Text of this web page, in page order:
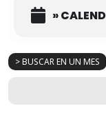
> BUSCAR EN UN MES
»